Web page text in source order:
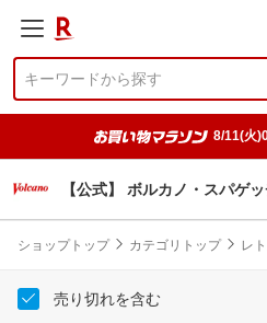
8/11(火
【公式】 ボルカノ・スパゲ
ショップトップ カテゴリトップ レ
売り切れを含む